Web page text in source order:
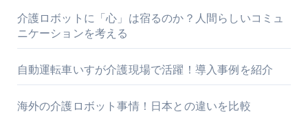
介護ロボットに「心」は宿るのか？人間らしいコミュ
ニケーションを考える
自動運転車いすが介護現場で活躍！導入事例を紹介
海外の介護ロボット事情！日本との違いを比較